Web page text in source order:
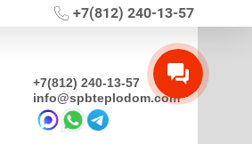
+7(812) 240-13-57
+7(812) 240-13-57
info@spbteplodom.com